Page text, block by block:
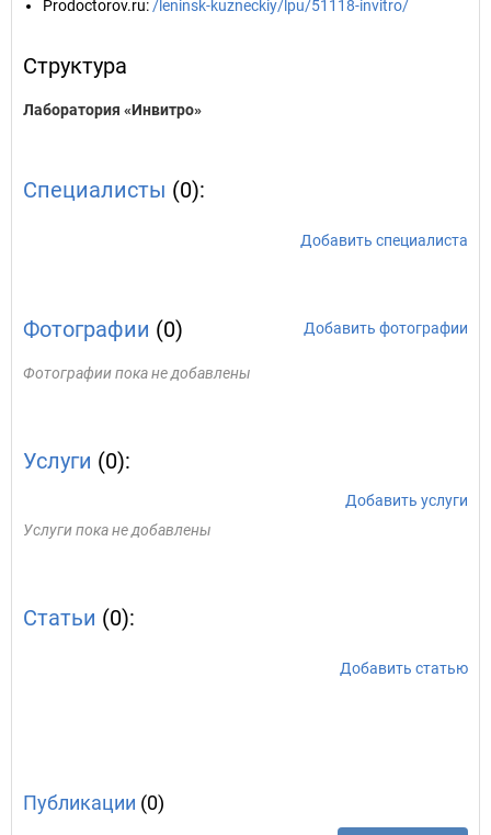
Prodoctorov.ru: /leninsk-kuzneckiy/lpu/51118-invitro/
Структура
Лаборатория «Инвитро»
Специалисты (0):
Добавить специалиста
Фотографии (0) Добавить фотографии
Фотографии пока не добавлены
Услуги (0):
Добавить услуги
Услуги пока не добавлены
Статьи (0):
Добавить статью
Публикации (0)